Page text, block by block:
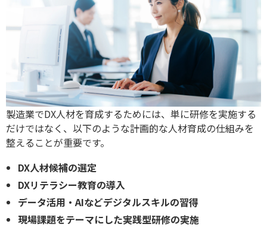
製造業でDX人材を育成するためには、単に研修を実施する
だけではなく、以下のような計画的な人材育成の仕組みを
整えることが重要です。
DX人材候補の選定
DXリテラシー教育の導入
データ活用・AIなどデジタルスキルの習得
現場課題をテーマにした実践型研修の実施